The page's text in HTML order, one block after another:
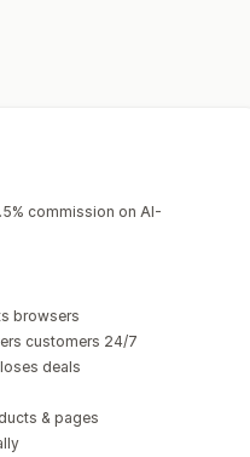
commission on AI-
browsers
customers 24/7
deals
& pages